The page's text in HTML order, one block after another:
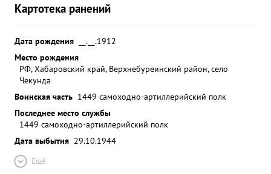
Картотека ранений
Дата рождения
__.__.1912
Место рождения
РФ, Хабаровский край, Верхнебуреинский район, село
Чекунда
Воинская часть 1449 самоходно-артиллерийский полк
Последнее место службы
1449 самоходно-артиллерийский полк
Дата выбытия 29.10.1944
Ещё